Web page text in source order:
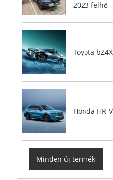
2023 felhő
Toyota bZ4X
Honda HR-V
Minden új termék